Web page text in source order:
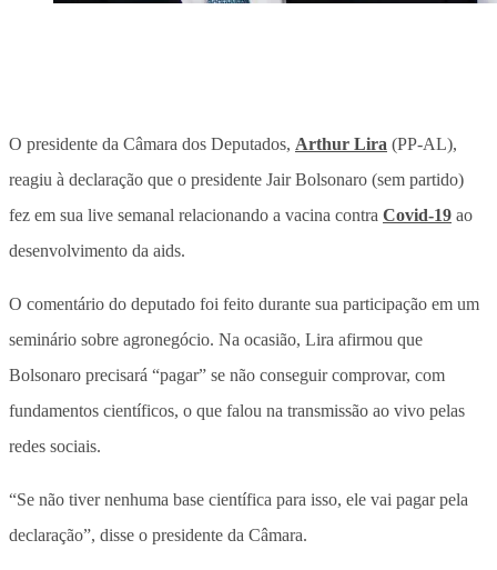
O presidente da Câmara dos Deputados, Arthur Lira (PP-AL),
reagiu à declaração que o presidente Jair Bolsonaro (sem partido)
fez em sua live semanal relacionando a vacina contra Covid-19 ao
desenvolvimento da aids.
O comentário do deputado foi feito durante sua participação em um
seminário sobre agronegócio. Na ocasião, Lira afirmou que
Bolsonaro precisará “pagar” se não conseguir comprovar, com
fundamentos científicos, o que falou na transmissão ao vivo pelas
redes sociais.
“Se não tiver nenhuma base científica para isso, ele vai pagar pela
declaração”, disse o presidente da Câmara.